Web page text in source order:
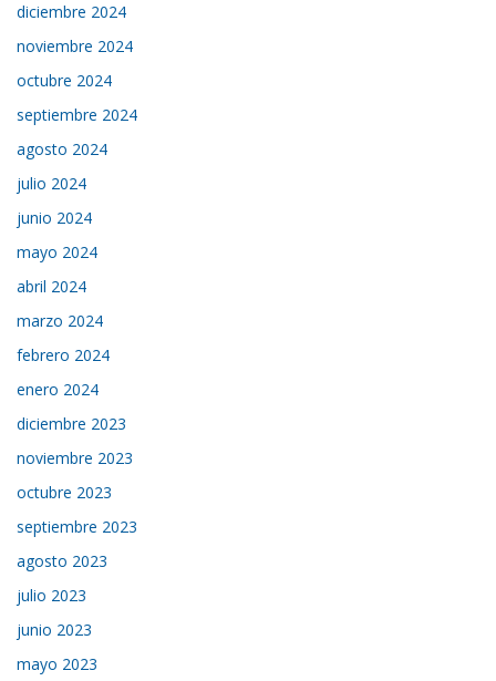
diciembre 2024
noviembre 2024
octubre 2024
septiembre 2024
agosto 2024
julio 2024
junio 2024
mayo 2024
abril 2024
marzo 2024
febrero 2024
enero 2024
diciembre 2023
noviembre 2023
octubre 2023
septiembre 2023
agosto 2023
julio 2023
junio 2023
mayo 2023